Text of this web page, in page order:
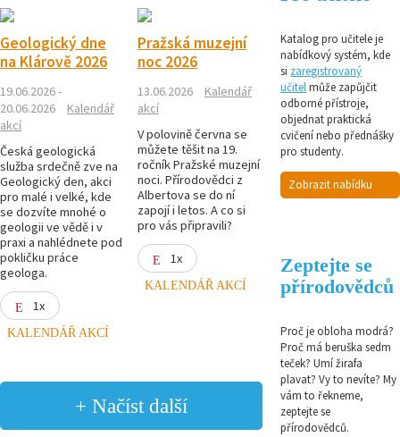
Geologický dne
na Klárově 2026
19.06.2026 -
20.06.2026
Kalendář
akcí
Česká geologická
služba srdečně zve na
Geologický den, akci
pro malé i velké, kde
se dozvíte mnohé o
geologii ve vědě i v
praxi a nahlédnete pod
pokličku práce
geologa.
1x
KALENDÁŘ AKCÍ
Pražská muzejní
noc 2026
13.06.2026
Kalendář
akcí
V polovině června se
můžete těšit na 19.
ročník Pražské muzejní
noci. Přírodovědci z
Albertova se do ní
zapojí i letos. A co si
pro vás připravili?
1x
KALENDÁŘ AKCÍ
+ Načíst další
Katalog pro učitele je
nabídkový systém, kde
si zaregistrovaný
učitelmůže zapůjčit
odborné přístroje,
objednat praktická
cvičení nebo přednášky
pro studenty.
Zobrazit nabídku
Zeptejte se
přírodovědců
Proč je obloha modrá?
Proč má beruška sedm
teček? Umí žirafa
plavat? Vy to nevíte? My
vám to řekneme,
zeptejte se
přírodovědců.